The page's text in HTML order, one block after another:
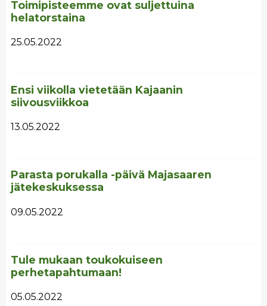
Toimipisteemme ovat suljettuina
helatorstaina
25.05.2022
Ensi viikolla vietetään Kajaanin
siivousviikkoa
13.05.2022
Parasta porukalla -päivä Majasaaren
jätekeskuksessa
09.05.2022
Tule mukaan toukokuiseen
perhetapahtumaan!
05.05.2022